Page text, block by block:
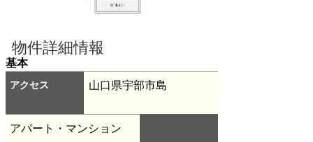
物件詳細情報
基本
アクセス 山口県宇部市島
アパート・マンション